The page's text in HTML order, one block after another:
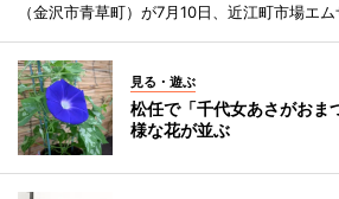
（金沢市青草町）が7月10日、近江町市場エム
見る・遊ぶ
松任で「千代女あさがお
様な花が並ぶ